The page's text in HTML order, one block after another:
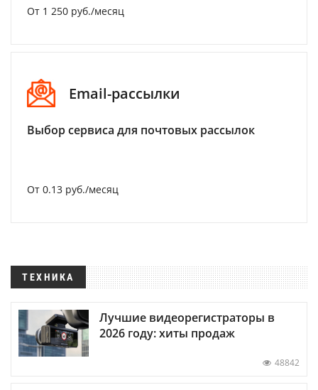
От 1 250 руб./месяц
Email-рассылки
Выбор сервиса для почтовых рассылок
От 0.13 руб./месяц
ТЕХНИКА
Лучшие видеорегистраторы в
2026 году: хиты продаж
48842